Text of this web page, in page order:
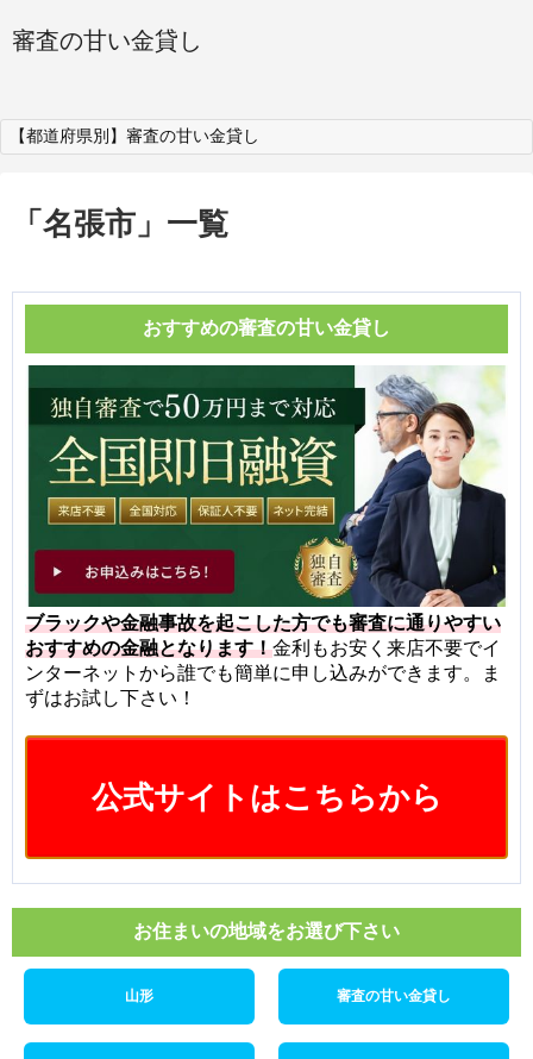
審査の甘い金貸し
【都道府県別】審査の甘い金貸し
「 名張市 」 一覧
おすすめの審査の甘い金貸し
ブラックや金融事故を起こした方でも審査に通りやすい
おすすめの金融となります！金利もお安く来店不要でイ
ンターネットから誰でも簡単に申し込みができます。ま
ずはお試し下さい！
公式サイトはこちらから
お住まいの地域をお選び下さい
山形 審査の甘い金貸し